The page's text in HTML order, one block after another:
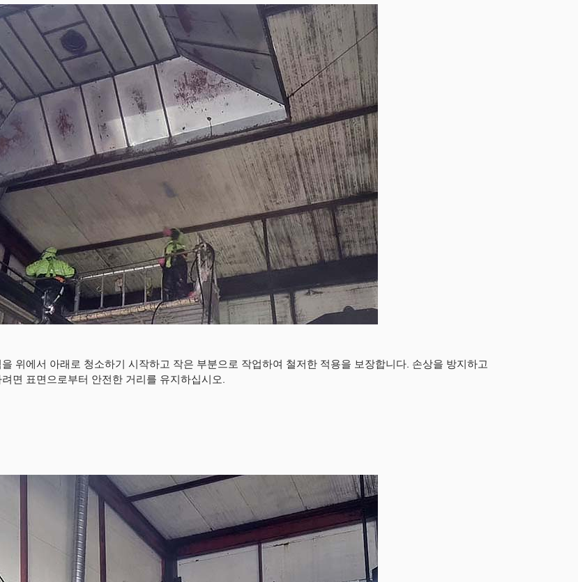
위에서 아래로 청소하기 시작하고 작은 부분으로 작업하여 철저한 적용을 보장합니다. 손상을 방지하고
면 표면으로부터 안전한 거리를 유지하십시오.